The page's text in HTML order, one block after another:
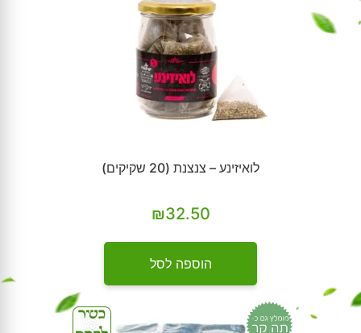
לואיזינע – צנצנת (20 שקיקים)
₪32.50
הוספה לסל